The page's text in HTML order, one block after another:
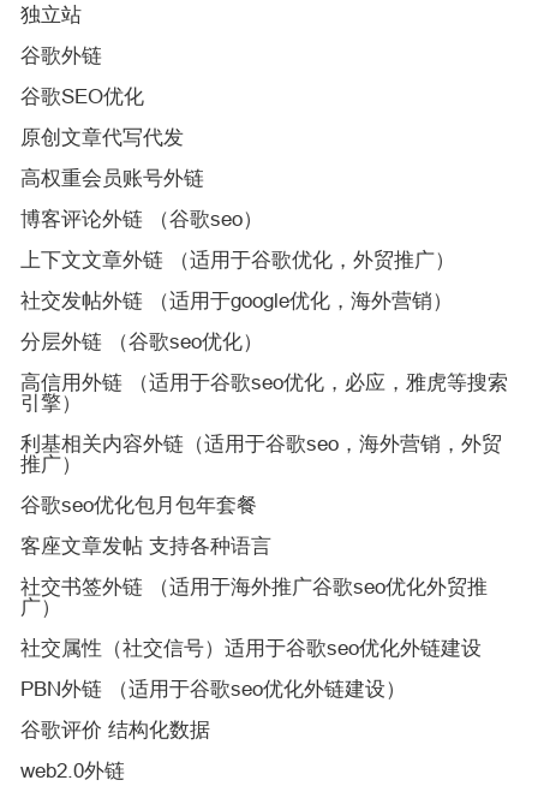
独立站
谷歌外链
谷歌SEO优化
原创文章代写代发
高权重会员账号外链
博客评论外链 （谷歌seo）
上下文文章外链 （适用于谷歌优化，外贸推广）
社交发帖外链 （适用于google优化，海外营销）
分层外链 （谷歌seo优化）
高信用外链 （适用于谷歌seo优化，必应，雅虎等搜索
引擎）
利基相关内容外链（适用于谷歌seo，海外营销，外贸
推广）
谷歌seo优化包月包年套餐
客座文章发帖 支持各种语言
社交书签外链 （适用于海外推广谷歌seo优化外贸推
广）
社交属性（社交信号）适用于谷歌seo优化外链建设
PBN外链 （适用于谷歌seo优化外链建设）
谷歌评价 结构化数据
web2.0外链